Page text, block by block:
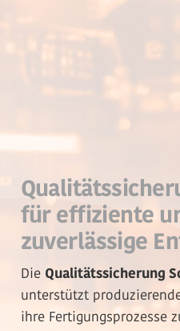
für effiziente
zuverlässige
Die Qualitätssicherung
unterstützt
ihre Fertigungsprozesse